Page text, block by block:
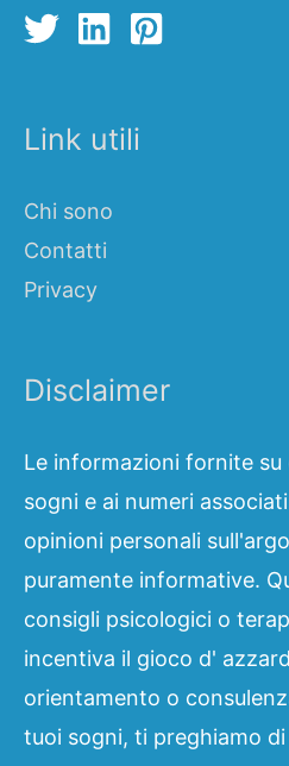
Link utili
Chi sono
Contatti
Privacy
Disclaimer
Le informazioni fornite
sogni e ai numeri
opinioni personali
puramente informative.
consigli psicologici o
incentiva il gioco d'
orientamento o
tuoi sogni, ti preghiamo